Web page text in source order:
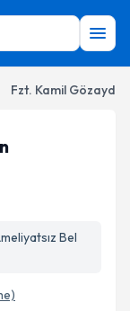
Fzt. Kamil Gözaydın
Bel